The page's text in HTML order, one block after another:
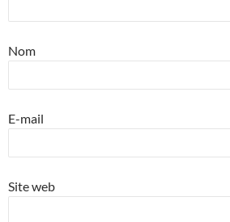
Nom
E-mail
Site web